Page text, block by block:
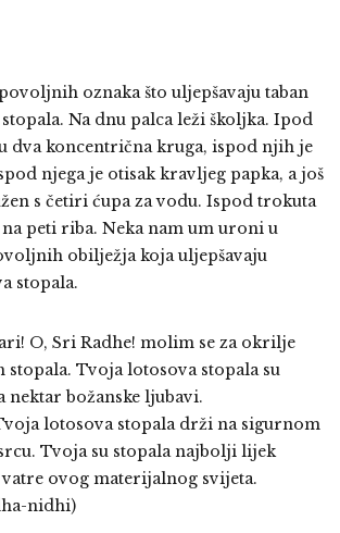
oznaka što uljepšavaju taban
Na dnu palca leži školjka. Ipod
dva koncentrična kruga, ispod njih je
njega je otisak kravljeg papka, a još
s četiri ćupa za vodu. Ispod trokuta
peti riba. Neka nam um uroni u
obilježja koja uljepšavaju
stopala.
O, Sri Radhe! molim se za okrilje
Tvoja lotosova stopala su
nektar božanske ljubavi.
lotosova stopala drži na sigurnom
Tvoja su stopala najbolji lijek
ovog materijalnog svijeta.
nidhi)